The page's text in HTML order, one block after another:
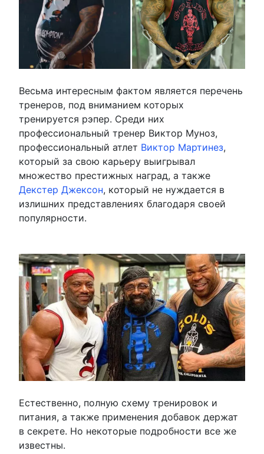
Весьма интересным фактом является перечень
тренеров, под вниманием которых
тренируется рэпер. Среди них
профессиональный тренер Виктор Муноз,
профессиональный атлет Виктор Мартинез,
который за свою карьеру выигрывал
множество престижных наград, а также
Декстер Джексон, который не нуждается в
излишних представлениях благодаря своей
популярности.
Естественно, полную схему тренировок и
питания, а также применения добавок держат
в секрете. Но некоторые подробности все же
известны.